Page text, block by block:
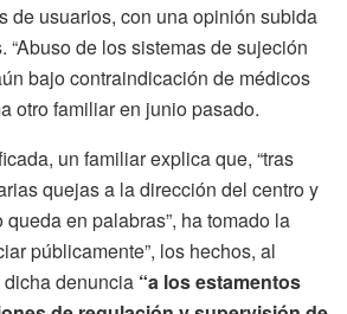
de usuarios, con una opinión subida
“Abuso de los sistemas de sujeción
bajo contraindicación de médicos
otro familiar en junio pasado.
un familiar explica que, “tras
quejas a la dirección del centro y
en palabras”, ha tomado la
públicamente”, los hechos, al
denuncia “a los estamentos